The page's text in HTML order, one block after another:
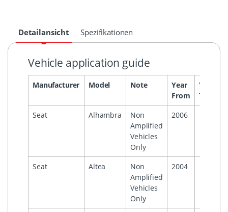
Detailansicht Spezifikationen
Vehicle application guide
Manufacturer Model Note
Year
From
Year
To
Seat Alhambra
Non
Amplified
Vehicles
Only
2006
Seat Altea
Non
Amplified
Vehicles
Only
2004